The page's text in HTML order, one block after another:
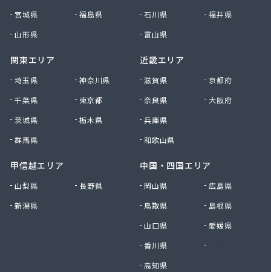
株式会社新東
株式会社森上製油所
株式会社杉浦林産給油所
株式会社清川商店
株式会社青木サービス
株式会社石川鉄沖商店
株式会社石泰商会
株式会社鷹羽商店
株式会社中部燃料
株式会社土川油店 L.P.G充填所
宮城県
福島県
山形県
関東エリア
埼玉県
神奈川県
千葉県
東京都
茨城県
栃木県
群馬県
甲信越エリア
山梨県
長野県
新潟県
石川県
福井県
富山県
近畿エリア
滋賀県
京都府
奈良県
大阪府
兵庫県
和歌山県
中国・四国エリア
岡山県
広島県
鳥取県
島根県
山口県
愛媛県
香川県
高知県